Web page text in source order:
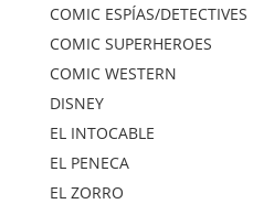
COMIC ESPÍAS/DETECTIVES
COMIC SUPERHEROES
COMIC WESTERN
DISNEY
EL INTOCABLE
EL PENECA
EL ZORRO